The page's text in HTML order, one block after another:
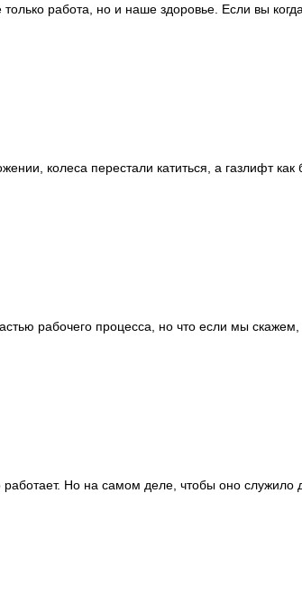
работа, но и наше здоровье. Если вы
колеса перестали катиться, а газлифт как
рабочего процесса, но что если мы
Но на самом деле, чтобы оно служило